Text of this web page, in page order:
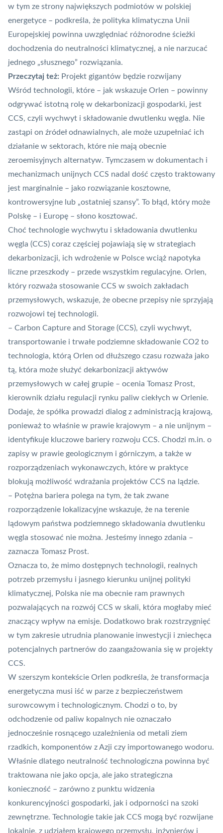
w tym ze strony największych podmiotów w polskiej
energetyce – podkreśla, że polityka klimatyczna Unii
Europejskiej powinna uwzględniać różnorodne ścieżki
dochodzenia do neutralności klimatycznej, a nie narzucać
jednego „słusznego” rozwiązania.
Przeczytaj też: Projekt gigantów będzie rozwijany
Wśród technologii, które – jak wskazuje Orlen – powinny
odgrywać istotną rolę w dekarbonizacji gospodarki, jest
CCS, czyli wychwyt i składowanie dwutlenku węgla. Nie
zastąpi on źródeł odnawialnych, ale może uzupełniać ich
działanie w sektorach, które nie mają obecnie
zeroemisyjnych alternatyw. Tymczasem w dokumentach i
mechanizmach unijnych CCS nadal dość często traktowany
jest marginalnie – jako rozwiązanie kosztowne,
kontrowersyjne lub „ostatniej szansy”. To błąd, który może
Polskę – i Europę – słono kosztować.
Choć technologie wychwytu i składowania dwutlenku
węgla (CCS) coraz częściej pojawiają się w strategiach
dekarbonizacji, ich wdrożenie w Polsce wciąż napotyka
liczne przeszkody – przede wszystkim regulacyjne. Orlen,
który rozważa stosowanie CCS w swoich zakładach
przemysłowych, wskazuje, że obecne przepisy nie sprzyjają
rozwojowi tej technologii.
– Carbon Capture and Storage (CCS), czyli wychwyt,
transportowanie i trwałe podziemne składowanie CO2 to
technologia, którą Orlen od dłuższego czasu rozważa jako
tą, która może służyć dekarbonizacji aktywów
przemysłowych w całej grupie – ocenia Tomasz Prost,
kierownik działu regulacji rynku paliw ciekłych w Orlenie.
Dodaje, że spółka prowadzi dialog z administracją krajową,
ponieważ to właśnie w prawie krajowym – a nie unijnym –
identyfikuje kluczowe bariery rozwoju CCS. Chodzi m.in. o
zapisy w prawie geologicznym i górniczym, a także w
rozporządzeniach wykonawczych, które w praktyce
blokują możliwość wdrażania projektów CCS na lądzie.
– Potężna bariera polega na tym, że tak zwane
rozporządzenie lokalizacyjne wskazuje, że na terenie
lądowym państwa podziemnego składowania dwutlenku
węgla stosować nie można. Jesteśmy innego zdania –
zaznacza Tomasz Prost.
Oznacza to, że mimo dostępnych technologii, realnych
potrzeb przemysłu i jasnego kierunku unijnej polityki
klimatycznej, Polska nie ma obecnie ram prawnych
pozwalających na rozwój CCS w skali, która mogłaby mieć
znaczący wpływ na emisje. Dodatkowo brak rozstrzygnięć
w tym zakresie utrudnia planowanie inwestycji i zniechęca
potencjalnych partnerów do zaangażowania się w projekty
CCS.
W szerszym kontekście Orlen podkreśla, że transformacja
energetyczna musi iść w parze z bezpieczeństwem
surowcowym i technologicznym. Chodzi o to, by
odchodzenie od paliw kopalnych nie oznaczało
jednocześnie rosnącego uzależnienia od metali ziem
rzadkich, komponentów z Azji czy importowanego wodoru.
Właśnie dlatego neutralność technologiczna powinna być
traktowana nie jako opcja, ale jako strategiczna
konieczność – zarówno z punktu widzenia
konkurencyjności gospodarki, jak i odporności na szoki
zewnętrzne. Technologie takie jak CCS mogą być rozwijane
lokalnie, z udziałem krajowego przemysłu, inżynierów i